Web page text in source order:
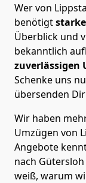
Wer von
benötigt
Überblick und
bekanntlich
zuverlässigen
Schenke uns
übersenden
Wir haben
Umzügen von
Angebote
nach
weiß, warum